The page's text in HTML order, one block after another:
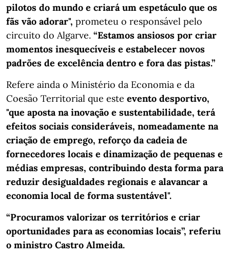
pilotos do mundo e criará um espetáculo que os
fãs vão adorar", prometeu o responsável pelo
circuito do Algarve. “Estamos ansiosos por criar
momentos inesquecíveis e estabelecer novos
padrões de excelência dentro e fora das pistas.”
Refere ainda o Ministério da Economia e da
Coesão Territorial que este evento desportivo,
"que aposta na inovação e sustentabilidade, terá
efeitos sociais consideráveis, nomeadamente na
criação de emprego, reforço da cadeia de
fornecedores locais e dinamização de pequenas e
médias empresas, contribuindo desta forma para
reduzir desigualdades regionais e alavancar a
economia local de forma sustentável".
“Procuramos valorizar os territórios e criar
oportunidades para as economias locais”, referiu
o ministro Castro Almeida.